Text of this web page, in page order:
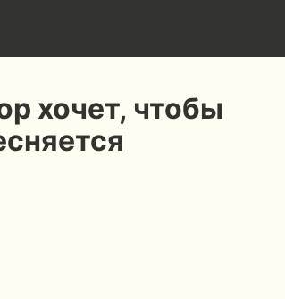
хочет, чтобы